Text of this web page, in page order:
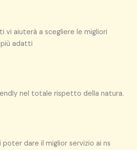
vi aiuterà a scegliere le migliori
adatti
nel totale rispetto della natura.
dare il miglior servizio ai ns